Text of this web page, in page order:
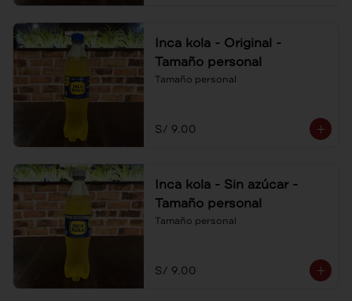
Inca kola - Original -
Tamaño personal
Tamaño personal
S/ 9.00
Inca kola - Sin azúcar -
Tamaño personal
Tamaño personal
S/ 9.00